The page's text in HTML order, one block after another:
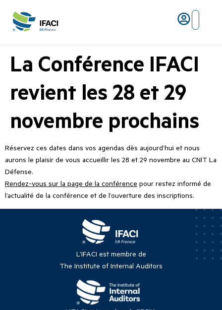
La Conférence IFACI
revient les 28 et 29
novembre prochains
Réservez ces dates dans vos agendas dès aujourd’hui et nous
aurons le plaisir de vous accueillir les 28 et 29 novembre au CNIT La
Défense.
Rendez-vous sur la page de la conférence pour restez informé de
l’actualité de la conférence et de l’ouverture des inscriptions.
L’IFACI est membre de
The Institute of Internal Auditors